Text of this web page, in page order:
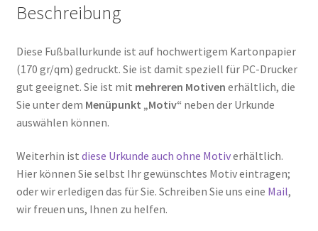
Beschreibung
Diese Fußballurkunde ist auf hochwertigem Kartonpapier
(170 gr/qm) gedruckt. Sie ist damit speziell für PC-Drucker
gut geeignet. Sie ist mit mehreren Motiven erhältlich, die
Sie unter dem Menüpunkt „Motiv“ neben der Urkunde
auswählen können.
Weiterhin ist diese Urkunde auch ohne Motiverhältlich.
Hier können Sie selbst Ihr gewünschtes Motiv eintragen;
oder wir erledigen das für Sie. Schreiben Sie uns eine Mail,
wir freuen uns, Ihnen zu helfen.